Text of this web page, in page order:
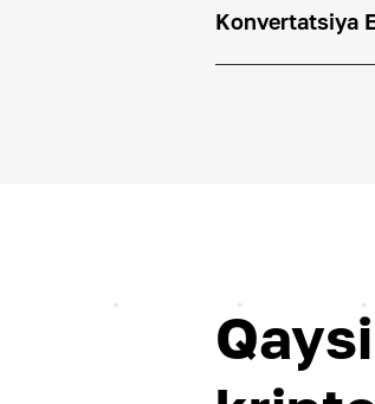
Konvertatsiya